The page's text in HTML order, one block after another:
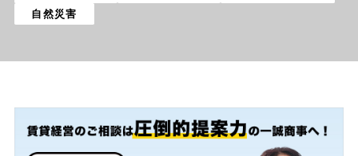
自然災害